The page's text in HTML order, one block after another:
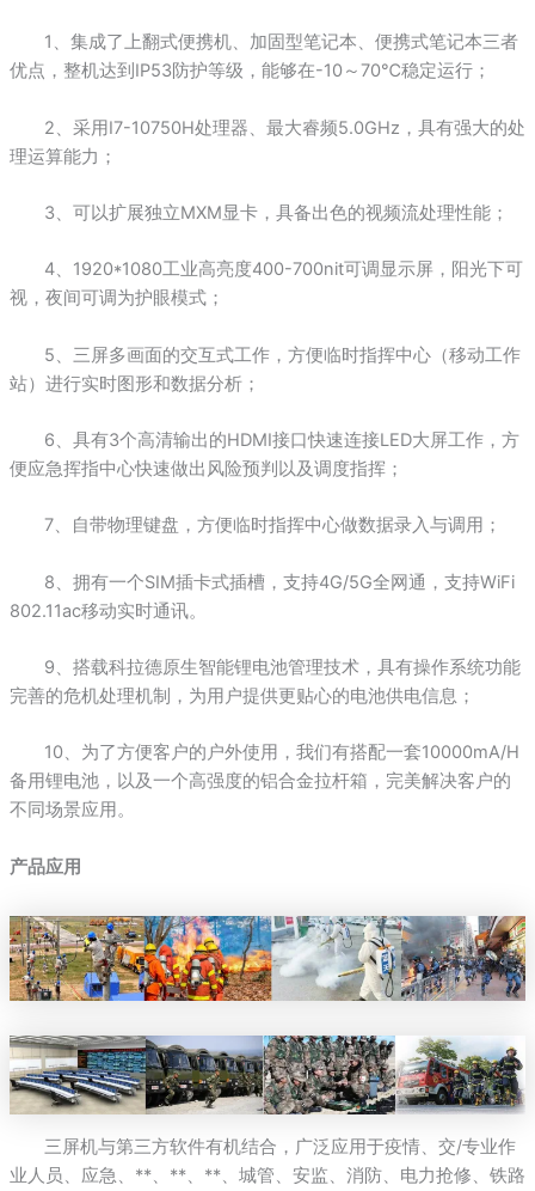
1、集成了上翻式便携机、加固型笔记本、便携式笔记本三者
优点，整机达到IP53防护等级，能够在-10～70℃稳定运行；
2、采用I7-10750H处理器、最大睿频5.0GHz，具有强大的处
理运算能力；
3、可以扩展独立MXM显卡，具备出色的视频流处理性能；
4、1920*1080工业高亮度400-700nit可调显示屏，阳光下可
视，夜间可调为护眼模式；
5、三屏多画面的交互式工作，方便临时指挥中心（移动工作
站）进行实时图形和数据分析；
6、具有3个高清输出的HDMI接口快速连接LED大屏工作，方
便应急挥指中心快速做出风险预判以及调度指挥；
7、自带物理键盘，方便临时指挥中心做数据录入与调用；
8、拥有一个SIM插卡式插槽，支持4G/5G全网通，支持WiFi
802.11ac移动实时通讯。
9、搭载科拉德原生智能锂电池管理技术，具有操作系统功能
完善的危机处理机制，为用户提供更贴心的电池供电信息；
10、为了方便客户的户外使用，我们有搭配一套10000mA/H
备用锂电池，以及一个高强度的铝合金拉杆箱，完美解决客户的
不同场景应用。
产品应用
三屏机与第三方软件有机结合，广泛应用于疫情、交/专业作
业人员、应急、**、**、**、城管、安监、消防、电力抢修、铁路